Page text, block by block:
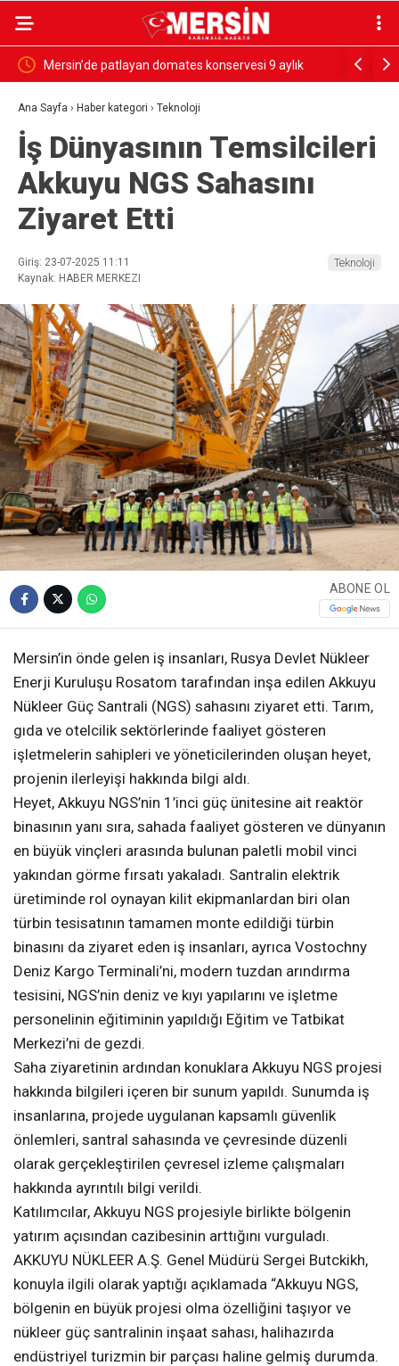
Mersin’de patlayan domates konservesi 9 aylık
bebeği yaktı
SESSİZ
Ana Sayfa › Haber kategori › Teknoloji
İş Dünyasının Temsilcileri
Akkuyu NGS Sahasını
Ziyaret Etti
Giriş: 23-07-2025 11:11
Kaynak: HABER MERKEZI
Teknoloji
ABONE OL
Mersin’in önde gelen iş insanları, Rusya Devlet Nükleer
Enerji Kuruluşu Rosatom tarafından inşa edilen Akkuyu
Nükleer Güç Santrali (NGS) sahasını ziyaret etti. Tarım,
gıda ve otelcilik sektörlerinde faaliyet gösteren
işletmelerin sahipleri ve yöneticilerinden oluşan heyet,
projenin ilerleyişi hakkında bilgi aldı.
Heyet, Akkuyu NGS’nin 1’inci güç ünitesine ait reaktör
binasının yanı sıra, sahada faaliyet gösteren ve dünyanın
en büyük vinçleri arasında bulunan paletli mobil vinci
yakından görme fırsatı yakaladı. Santralin elektrik
üretiminde rol oynayan kilit ekipmanlardan biri olan
türbin tesisatının tamamen monte edildiği türbin
binasını da ziyaret eden iş insanları, ayrıca Vostochny
Deniz Kargo Terminali’ni, modern tuzdan arındırma
tesisini, NGS’nin deniz ve kıyı yapılarını ve işletme
personelinin eğitiminin yapıldığı Eğitim ve Tatbikat
Merkezi’ni de gezdi.
Saha ziyaretinin ardından konuklara Akkuyu NGS projesi
hakkında bilgileri içeren bir sunum yapıldı. Sunumda iş
insanlarına, projede uygulanan kapsamlı güvenlik
önlemleri, santral sahasında ve çevresinde düzenli
olarak gerçekleştirilen çevresel izleme çalışmaları
hakkında ayrıntılı bilgi verildi.
Katılımcılar, Akkuyu NGS projesiyle birlikte bölgenin
yatırım açısından cazibesinin arttığını vurguladı.
AKKUYU NÜKLEER A.Ş. Genel Müdürü Sergei Butckikh,
konuyla ilgili olarak yaptığı açıklamada “Akkuyu NGS,
bölgenin en büyük projesi olma özelliğini taşıyor ve
nükleer güç santralinin inşaat sahası, halihazırda
endüstriyel turizmin bir parçası haline gelmiş durumda.